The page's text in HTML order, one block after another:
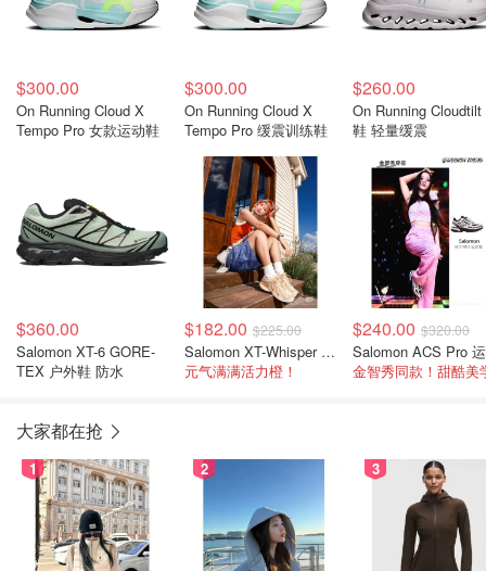
$300.00
On Running Cloud X
Tempo Pro 女款运动鞋
$300.00
On Running Cloud X
Tempo Pro 缓震训练鞋
$260.00
On Running Cloudtilt
鞋 轻量缓震
$360.00
Salomon XT-6 GORE-
TEX 户外鞋 防水
$182.00 $225.00
Salomon XT-Whisper 刺绣运动鞋
元气满满活力橙！
$240.00 $320.00
金智秀同款！甜酷美
大家都在抢
1 2 3